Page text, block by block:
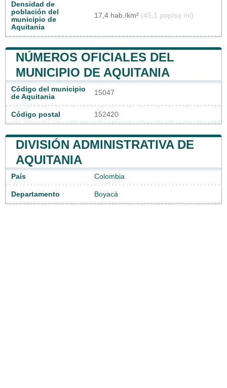
Densidad de
población del
municipio de
Aquitania
17,4 hab./km² (45,1 pop/sq mi)
NÚMEROS OFICIALES DEL
MUNICIPIO DE AQUITANIA
Código del municipio
de Aquitania
15047
Código postal 152420
DIVISIÓN ADMINISTRATIVA DE
AQUITANIA
País Colombia
Departamento Boyacá